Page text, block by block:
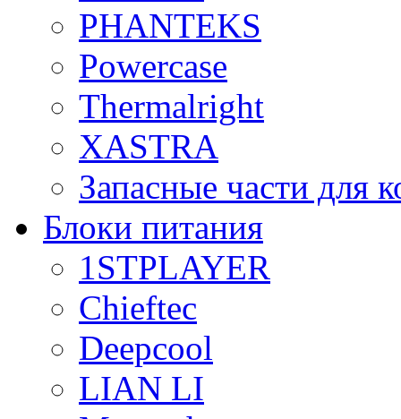
PHANTEKS
Powercase
Thermalright
XASTRA
Запасные части для
Блоки питания
1STPLAYER
Chieftec
Deepcool
LIAN LI